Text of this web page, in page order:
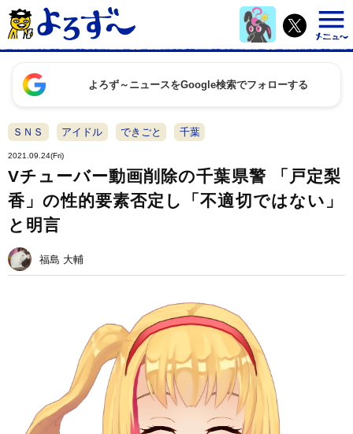
よろず～ニュースをGoogle検索でフォローする
ＳＮＳ アイドル できごと 千葉
2021.09.24(Fri)
Vチューバー動画削除の千葉県警 「戸定梨
香」の性的要素否定し「不適切ではない」
と明言
福島 大輔